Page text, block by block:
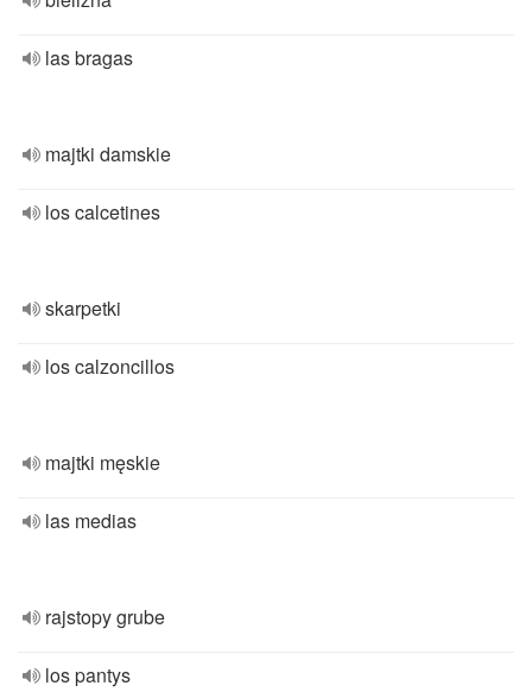
las bragas
majtki damskie
los calcetines
skarpetki
los calzoncillos
majtki męskie
las medias
rajstopy grube
los pantys